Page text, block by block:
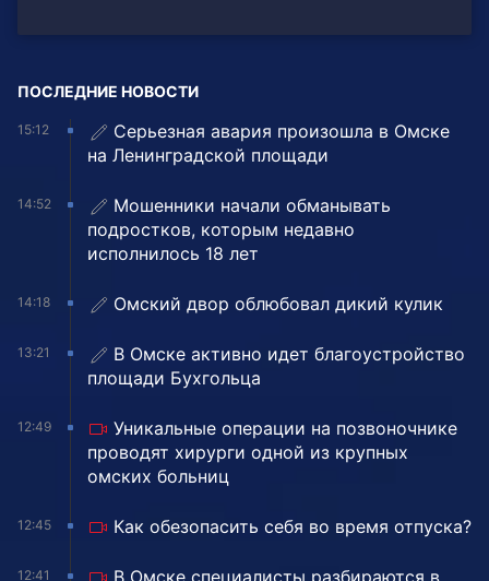
ПОСЛЕДНИЕ НОВОСТИ
15:12
Серьезная авария произошла в Омске
на Ленинградской площади
14:52
Мошенники начали обманывать
подростков, которым недавно
исполнилось 18 лет
14:18 Омский двор облюбовал дикий кулик
13:21
В Омске активно идет благоустройство
площади Бухгольца
12:49
Уникальные операции на позвоночнике
проводят хирурги одной из крупных
омских больниц
12:45 Как обезопасить себя во время отпуска?
12:41